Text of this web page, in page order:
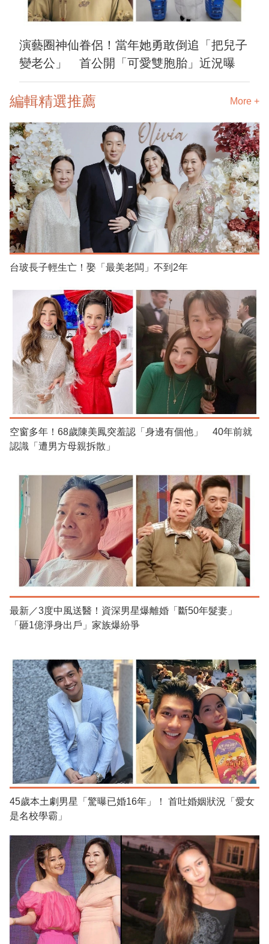
演藝圈神仙眷侶！當年她勇敢倒追「把兒子
變老公」 首公開「可愛雙胞胎」近況曝
編輯精選推薦 More +
台玻長子輕生亡！娶「最美老闆」不到2年
空窗多年！68歲陳美鳳突羞認「身邊有個他」 40年前就
認識「遭男方母親拆散」
最新／3度中風送醫！資深男星爆離婚「斷50年髮妻」
「砸1億淨身出戶」家族爆紛爭
45歲本土劇男星「驚曝已婚16年」！ 首吐婚姻狀況「愛女
是名校學霸」